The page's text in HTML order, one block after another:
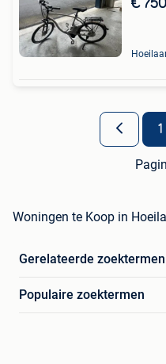
€
1
Woningen te Koop in
Gerelateerde zoektermen
Populaire zoektermen